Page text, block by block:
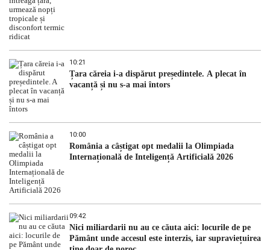
10:21
Țara căreia i-a dispărut președintele. A plecat în
vacanță și nu s-a mai întors
10:00
România a câștigat opt medalii la Olimpiada
Internațională de Inteligență Artificială 2026
09:42
Nici miliardarii nu au ce căuta aici: locurile de pe
Pământ unde accesul este interzis, iar supraviețuirea